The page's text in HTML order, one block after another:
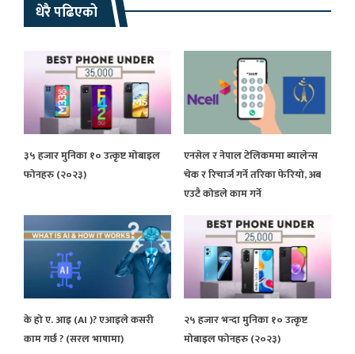
धेरै पढिएको
३५ हजार मुनिका १० उत्कृष्ट मोबाइल
फोनहरु (२०२३)
एनसेल र नेपाल टेलिकममा ब्यालेन्स
चेक र रिचार्ज गर्ने तरिका फेरियो, अब
एउटै कोडले काम गर्ने
के हो ए. आइ (AI )? एआइले कसरी
काम गर्छ ? (सरल भाषामा)
२५ हजार भन्दा मुनिका १० उत्कृष्ट
मोबाइल फोनहरु (२०२३)